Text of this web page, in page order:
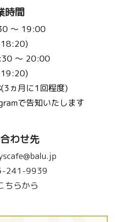
時間
〜 19:00
〜 20:00
ヵ月に1回程度)
で告知いたします
わせ先
241-9939
ちらから